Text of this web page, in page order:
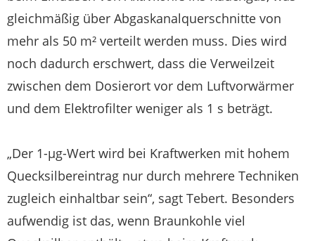
gleichmäßig über Abgaskanalquerschnitte von
mehr als 50 m² verteilt werden muss. Dies wird
noch dadurch erschwert, dass die Verweilzeit
zwischen dem Dosierort vor dem Luftvorwärmer
und dem Elektrofilter weniger als 1 s beträgt.
„Der 1-µg-Wert wird bei Kraftwerken mit hohem
Quecksilbereintrag nur durch mehrere Techniken
zugleich einhaltbar sein“, sagt Tebert. Besonders
aufwendig ist das, wenn Braunkohle viel